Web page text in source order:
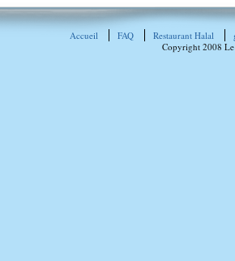
Accueil FAQ Restaurant Halal
Copyright 2008